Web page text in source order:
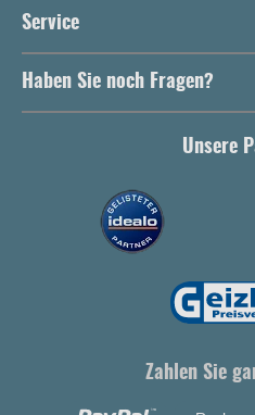
Service
Haben Sie noch Fragen?
Unsere
Zahlen Sie